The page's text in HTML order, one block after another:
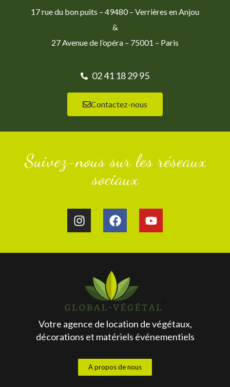
17 rue du bon puits – 49480 – Verrières en Anjou
&
27 Avenue de l’opéra – 75001 – Paris
02 41 18 29 95
Contactez-nous
Suivez-nous sur les réseaux
sociaux
Votre agence de location de végétaux,
décorations et matériels événementiels
A propos de nous